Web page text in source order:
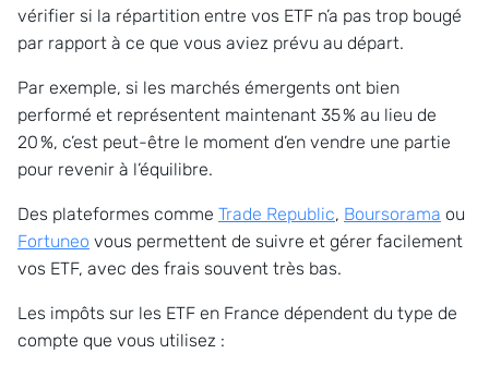
vérifier si la répartition entre vos ETF n’a pas trop bougé
par rapport à ce que vous aviez prévu au départ.
Par exemple, si les marchés émergents ont bien
performé et représentent maintenant 35 % au lieu de
20 %, c’est peut-être le moment d’en vendre une partie
pour revenir à l’équilibre.
Des plateformes comme Trade Republic, Boursorama ou
Fortuneo vous permettent de suivre et gérer facilement
vos ETF, avec des frais souvent très bas.
Les impôts sur les ETF en France dépendent du type de
compte que vous utilisez :